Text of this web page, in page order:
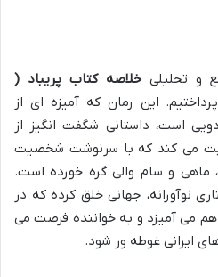
و تحلیلیخلاصه کتاب پریباد (
این رمان که آمیزه ای از
است، داستانی شگفت انگیز از
می کند که با سرنوشت شخصیت
و سام والی گره خورده است.
نوآورانه، جهانی خلق کرده که در
می آمیزد و به خواننده فرصت می
ایرانی غوطه ور شود.